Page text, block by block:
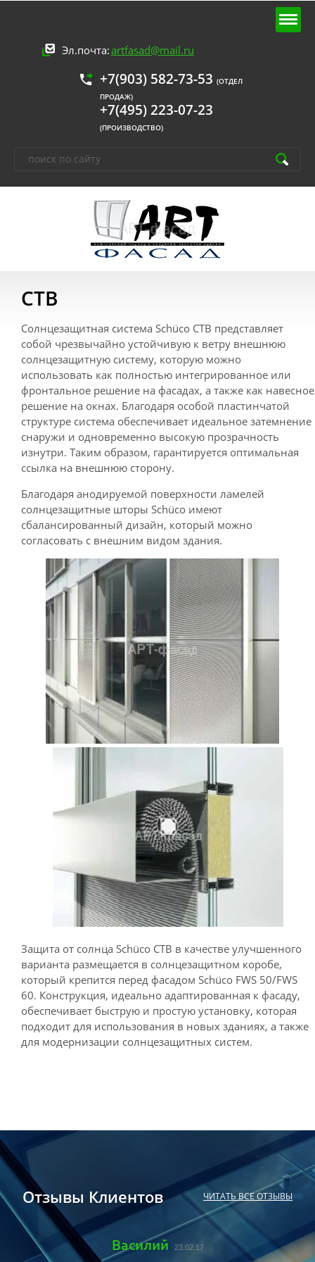
Эл.почта:artfasad@mail.ru
+7(903) 582-73-53 (ОТДЕЛ
ПРОДАЖ)
+7(495) 223-07-23
(ПРОИЗВОДСТВО)
CTB
Солнцезащитная система Schüco CTB представляет
собой чрезвычайно устойчивую к ветру внешнюю
солнцезащитную систему, которую можно
использовать как полностью интегрированное или
фронтальное решение на фасадах, а также как навесное
решение на окнах. Благодаря особой пластинчатой ​​
структуре система обеспечивает идеальное затемнение
снаружи и одновременно высокую прозрачность
изнутри. Таким образом, гарантируется оптимальная
ссылка на внешнюю сторону.
Благодаря анодируемой поверхности ламелей
солнцезащитные шторы Schüco имеют
сбалансированный дизайн, который можно
согласовать с внешним видом здания.
Защита от солнца Schüco CTB в качестве улучшенного
варианта размещается в солнцезащитном коробе,
который крепится перед фасадом Schüco FWS 50/FWS
60. Конструкция, идеально адаптированная к фасаду,
обеспечивает быструю и простую установку, которая
подходит для использования в новых зданиях, а также
для модернизации солнцезащитных систем.
Отзывы Клиентов ЧИТАТЬ ВСЕ ОТЗЫВЫ
Василий 23.02.17